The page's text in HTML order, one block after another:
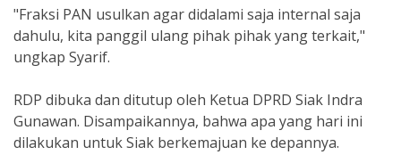
"Fraksi PAN usulkan agar didalami saja internal saja
dahulu, kita panggil ulang pihak pihak yang terkait,"
ungkap Syarif.
RDP dibuka dan ditutup oleh Ketua DPRD Siak Indra
Gunawan. Disampaikannya, bahwa apa yang hari ini
dilakukan untuk Siak berkemajuan ke depannya.